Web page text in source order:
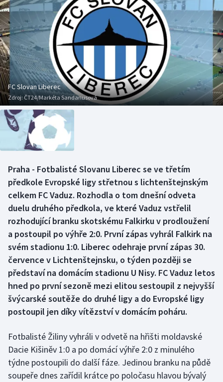
DALŠÍ SPORTY
Americký fotbal
Baseball a softbal
Basketbal
Biatlon
Boby a skeleton
Curling
Dostihy
Florbal
Golf
Gymnastika
Jezdectví
Judo
NEPŘEHLÉDNĚTE
Soutěže
Historické návraty
Aplikace ČT sport
AZ kvíz
FC Slovan Liberec
Zdroj: ČT24/Markéta Sandanusová
Praha - Fotbalisté Slovanu Liberec se ve třetím
předkole Evropské ligy střetnou s lichtenštejnským
celkem FC Vaduz. Rozhodla o tom dnešní odveta
duelu druhého předkola, ve které Vaduz vstřelil
rozhodující branku skotskému Falkirku v prodloužení
a postoupil po výhře 2:0. První zápas vyhrál Falkirk na
svém stadionu 1:0. Liberec odehraje první zápas 30.
července v Lichtenštejnsku, o týden později se
představí na domácím stadionu U Nisy. FC Vaduz letos
hned po první sezoně mezi elitou sestoupil z nejvyšší
švýcarské soutěže do druhé ligy a do Evropské ligy
postoupil jen díky vítězství v domácím poháru.
Fotbalisté Žiliny vyhráli v odvetě na hřišti moldavské
Dacie Kišiněv 1:0 a po domácí výhře 2:0 z minulého
týdne postoupili do další fáze. Jedinou branku na půdě
soupeře dnes zařídil krátce po poločasu hlavou bývalý